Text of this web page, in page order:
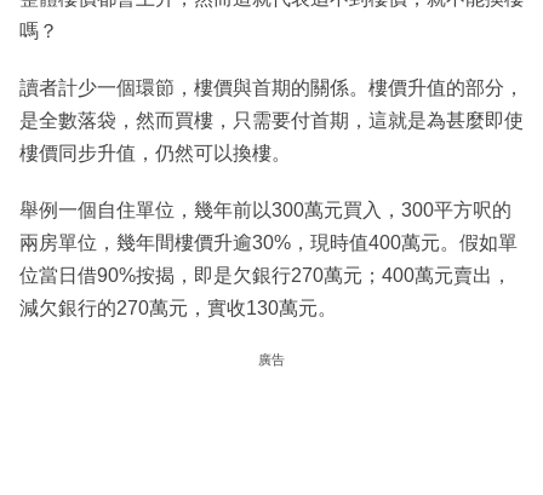
嗎？
讀者計少一個環節，樓價與首期的關係。樓價升值的部分，
是全數落袋，然而買樓，只需要付首期，這就是為甚麼即使
樓價同步升值，仍然可以換樓。
舉例一個自住單位，幾年前以300萬元買入，300平方呎的
兩房單位，幾年間樓價升逾30%，現時值400萬元。假如單
位當日借90%按揭，即是欠銀行270萬元；400萬元賣出，
減欠銀行的270萬元，實收130萬元。
廣告